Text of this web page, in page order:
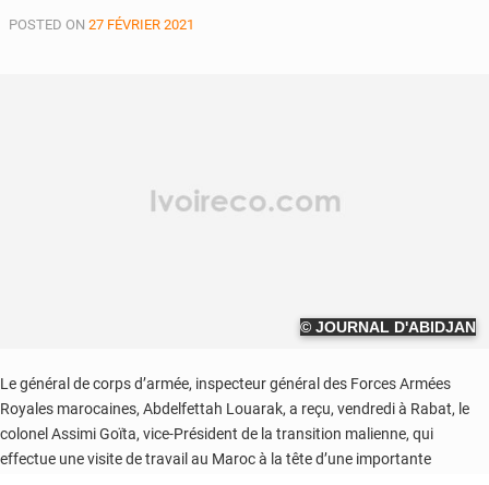
POSTED ON 27 FÉVRIER 2021
© JOURNAL D'ABIDJAN
Le général de corps d’armée, inspecteur général des Forces Armées
Royales marocaines, Abdelfettah Louarak, a reçu, vendredi à Rabat, le
colonel Assimi Goïta, vice-Président de la transition malienne, qui
effectue une visite de travail au Maroc à la tête d’une importante